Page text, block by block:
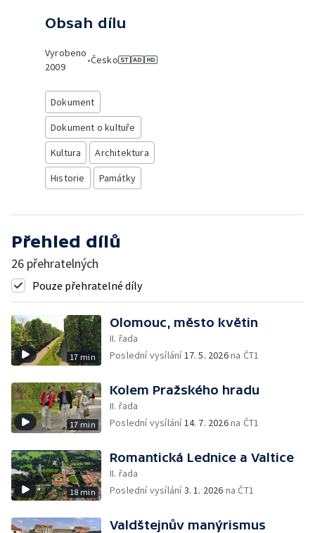
Obsah dílu
Vyrobeno
2009
•Česko
Dokument
Dokument o kultuře
Kultura
Architektura
Historie
Památky
Přehled dílů
26 přehratelných
Pouze přehratelné díly
17 min
Olomouc, město květin
II. řada
Poslední vysílání17. 5. 2026na ČT1
17 min
Kolem Pražského hradu
II. řada
Poslední vysílání14. 7. 2026na ČT1
18 min
Romantická Lednice a Valtice
II. řada
Poslední vysílání3. 1. 2026 na ČT1
Valdštejnův manýrismus